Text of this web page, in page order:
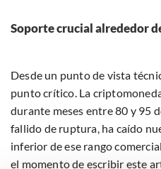
Soporte crucial alrededor
Desde un punto de vista
punto crítico. La
durante meses entre 80 y 95
fallido de ruptura, ha caído
inferior de ese rango
el momento de escribir este